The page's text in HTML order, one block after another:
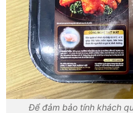
Để đảm bảo tính khách